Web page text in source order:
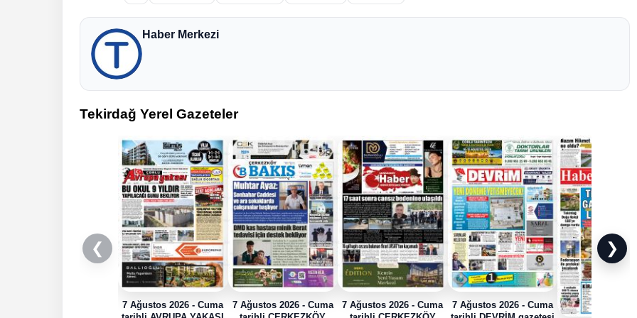
Haber Merkezi
Tekirdağ Yerel Gazeteler
❮
7 Ağustos 2026 - Cuma
7 Ağustos 2026 - Cuma
7 Ağustos 2026 - Cuma
7 Ağustos 2026 - Cuma
❯